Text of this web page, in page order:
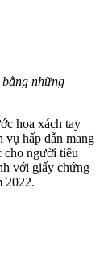
những
hoa xách tay
vụ hấp dẫn mang
cho người tiêu
với giấy chứng
2022.